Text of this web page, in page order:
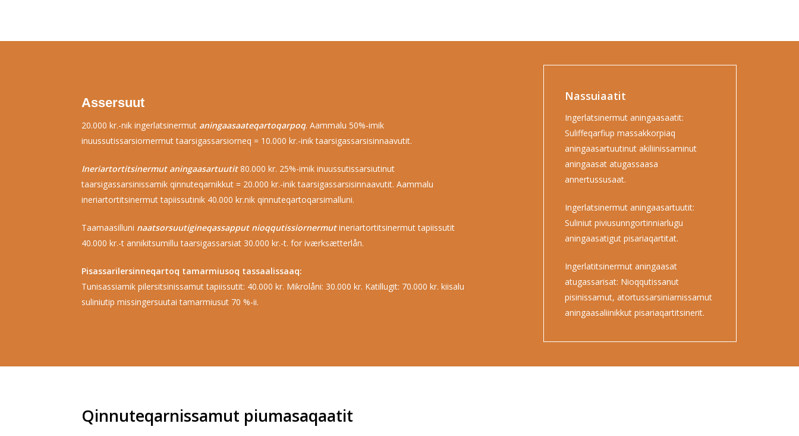
Assersuut
20.000 kr.-nik ingerlatsinermut aningaasaateqartoqarpoq. Aammalu 50%-imik
inuussutissarsiornermut taarsigassarsiorneq = 10.000 kr.-inik taarsigassarsisinnaavutit.
Ineriartortitsinermut aningaasartuutit80.000 kr. 25%-imik inuussutissarsiutinut
taarsigassarsinissamik qinnuteqarnikkut = 20.000 kr.-inik taarsigassarsisinnaavutit. Aammalu
ineriartortitsinermut tapiissutinik 40.000 kr.nik qinnuteqartoqarsimalluni.
Taamaasilluni naatsorsuutigineqassapput nioqqutissiornermutineriartortitsinermut tapiissutit
40.000 kr.-t annikitsumillu taarsigassarsiat 30.000 kr.-t. for iværksætterlån.
Pisassarilersinneqartoq tamarmiusoq tassaalissaaq:
Tunisassiamik pilersitsinissamut tapiissutit: 40.000 kr. Mikrolåni: 30.000 kr. Katillugit: 70.000 kr. kiisalu
suliniutip missingersuutai tamarmiusut 70 %-ii.
Nassuiaatit
Ingerlatsinermut aningaasaatit:
Suliffeqarfiup massakkorpiaq
aningaasartuutinut akiliinissaminut
aningaasat atugassaasa
annertussusaat.
Ingerlatsinermut aningaasartuutit:
Suliniut piviusunngortinniarlugu
aningaasatigut pisariaqartitat.
Ingerlatitsinermut aningaasat
atugassarisat: Nioqqutissanut
pisinissamut, atortussarsiniarnissamut
aningaasaliinikkut pisariaqartitsinerit.
Qinnuteqarnissamut piumasaqaatit